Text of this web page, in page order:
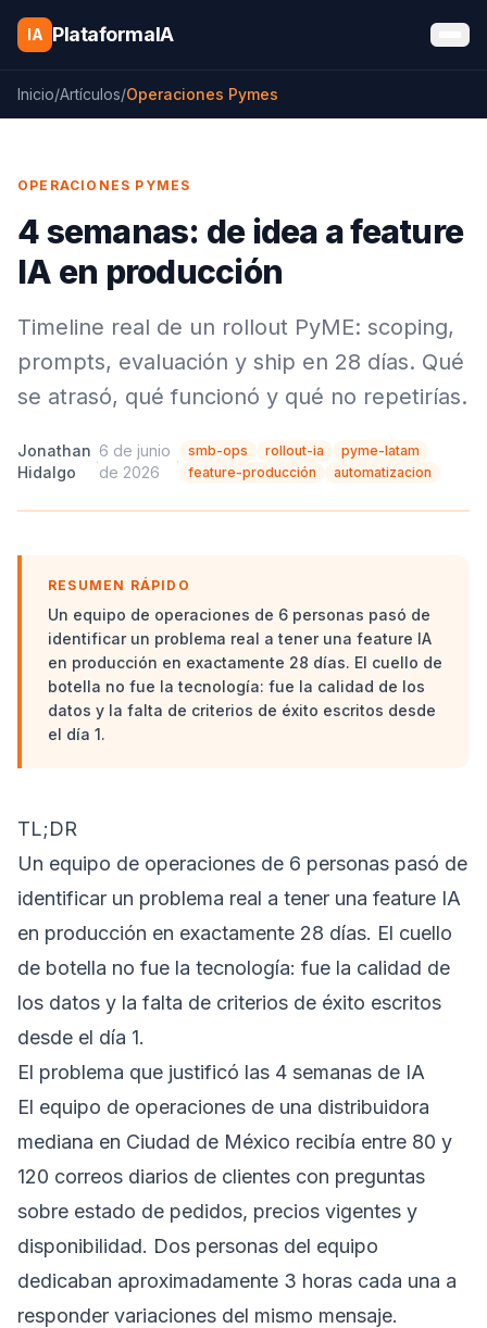
Saltar al contenido
IA PlataformaIA
Inicio/Artículos/Operaciones Pymes
OPERACIONES PYMES
4 semanas: de idea a feature
IA en producción
Timeline real de un rollout PyME: scoping,
prompts, evaluación y ship en 28 días. Qué
se atrasó, qué funcionó y qué no repetirías.
Jonathan
Hidalgo
·
6 de junio
de 2026
·
smb-ops rollout-ia
pyme-latam
feature-producción
automatizacion
RESUMEN RÁPIDO
Un equipo de operaciones de 6 personas pasó de
identificar un problema real a tener una feature IA
en producción en exactamente 28 días. El cuello de
botella no fue la tecnología: fue la calidad de los
datos y la falta de criterios de éxito escritos desde
el día 1.
TL;DR
Un equipo de operaciones de 6 personas pasó de
identificar un problema real a tener una feature IA
en producción en exactamente 28 días. El cuello
de botella no fue la tecnología: fue la calidad de
los datos y la falta de criterios de éxito escritos
desde el día 1.
El problema que justificó las 4 semanas de IA
El equipo de operaciones de una distribuidora
mediana en Ciudad de México recibía entre 80 y
120 correos diarios de clientes con preguntas
sobre estado de pedidos, precios vigentes y
disponibilidad. Dos personas del equipo
dedicaban aproximadamente 3 horas cada una a
responder variaciones del mismo mensaje.